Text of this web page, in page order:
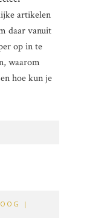
artikelen
daar vanuit
op in te
waarom
hoe kun je
|